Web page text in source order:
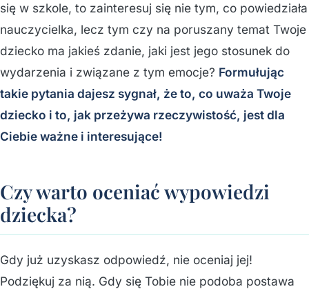
się w szkole, to zainteresuj się nie tym, co powiedziała
nauczycielka, lecz tym czy na poruszany temat Twoje
dziecko ma jakieś zdanie, jaki jest jego stosunek do
wydarzenia i związane z tym emocje? Formułując
takie pytania dajesz sygnał, że to, co uważa Twoje
dziecko i to, jak przeżywa rzeczywistość, jest dla
Ciebie ważne i interesujące!
Czy warto oceniać wypowiedzi
dziecka?
Gdy już uzyskasz odpowiedź, nie oceniaj jej!
Podziękuj za nią. Gdy się Tobie nie podoba postawa